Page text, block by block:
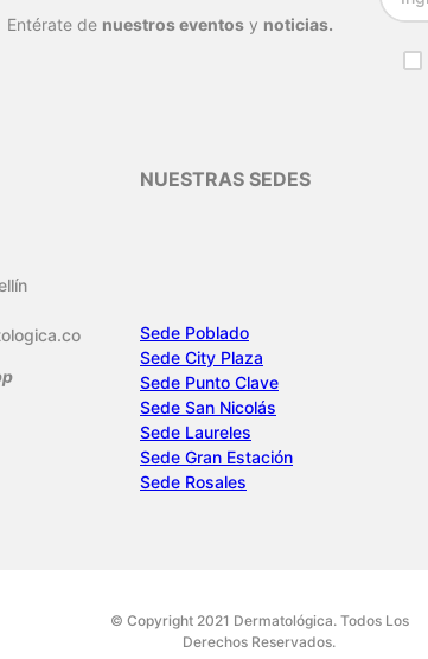
Entérate de nuestros eventos y noticias.
NUESTRAS SEDES
Sede Poblado
Sede City Plaza
Sede Punto Clave
Sede San Nicolás
Sede Laureles
Sede Gran Estación
Sede Rosales
© Copyright 2021 Dermatológica. Todos Los
Derechos Reservados.